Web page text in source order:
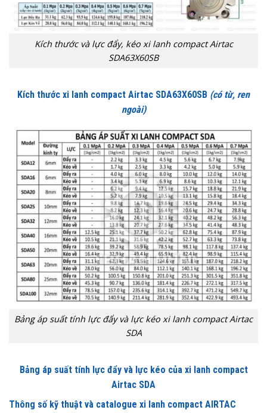
Kích thước và lực đẩy, kéo xi lanh compact Airtac
SDA63X60SB
Kích thước xi lanh compact Airtac SDA63X60SB (có từ, ren
ngoài)
Bảng áp suất tính lực đẩy và lực kéo xi lanh compact Airtac
SDA
Bảng áp suất tính lực đẩy và lực kéo của xi lanh compact
Airtac SDA
Thông số kỹ thuật và catalogue xi lanh compact AIRTAC